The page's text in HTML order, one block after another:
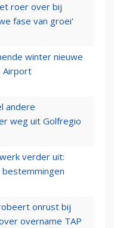
roer over bij
fase van groei'
winter nieuwe
Airport
andere
weg uit Golfregio
verder uit:
onrust bij
overname TAP